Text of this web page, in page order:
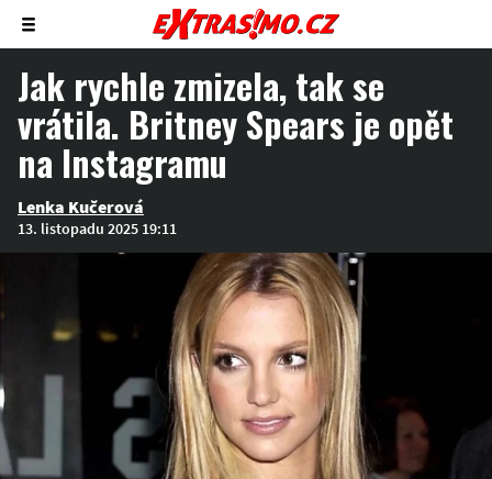
Zobrazit/skrýt
menu
Jak rychle zmizela, tak se
vrátila. Britney Spears je opět
na Instagramu
Lenka Kučerová
13. listopadu 2025 19:11